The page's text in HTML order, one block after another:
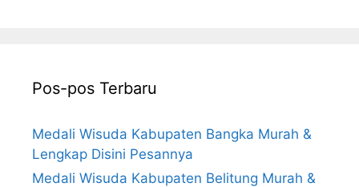
Pos-pos Terbaru
Medali Wisuda Kabupaten Bangka Murah &
Lengkap Disini Pesannya
Medali Wisuda Kabupaten Belitung Murah &